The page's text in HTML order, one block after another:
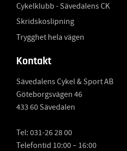
Cykelklubb - Sävedalens CK
Skridskoslipning
Trygghet hela vägen
Kontakt
Sävedalens Cykel & Sport AB
Göteborgsvägen 46
433 60 Sävedalen
Tel: 031-26 28 00
Telefontid 10:00 – 16:00